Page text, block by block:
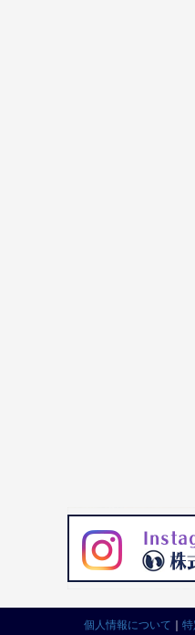
個人情報について ｜